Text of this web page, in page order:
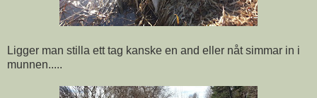
Ligger man stilla ett tag kanske en and eller nåt simmar in i
munnen.....